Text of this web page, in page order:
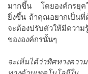
มากขึ้น โดยองค์กรยุค
ยิ่งขึ้น ถ้าคุณอยากเป็นที่
จะต้องปรับตัวให้มีควา
ขององค์กรนั้นๆ
จะเห็นได้ว่าทิศทางควา